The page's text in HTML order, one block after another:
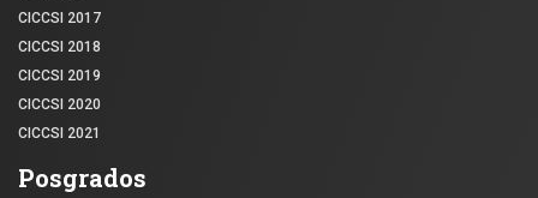
CICCSI 2017
CICCSI 2018
CICCSI 2019
CICCSI 2020
CICCSI 2021
Posgrados